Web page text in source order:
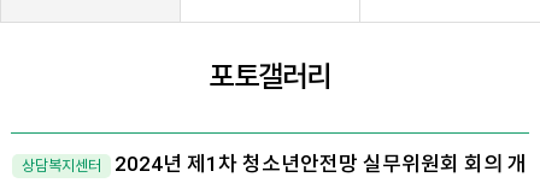
포토갤러리
상담복지센터
2024년 제1차 청소년안전망 실무위원회 회의 개